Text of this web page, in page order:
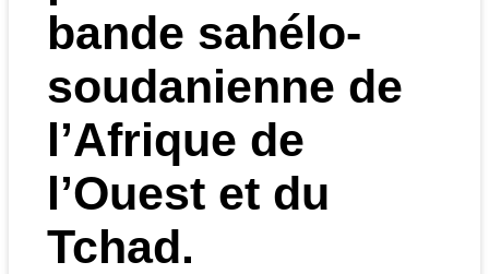
bande sahélo-
soudanienne de
l’Afrique de
l’Ouest et du
Tchad.